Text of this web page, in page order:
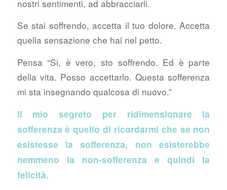
nostri sentimenti, ad abbracciarli.
Se stai soffrendo, accetta il tuo dolore. Accetta
quella sensazione che hai nel petto.
Pensa “Si, è vero, sto soffrendo. Ed è parte
della vita. Posso accettarlo. Questa sofferenza
mi sta insegnando qualcosa di nuovo.”
Il mio segreto per ridimensionare la
sofferenza è quello di ricordarmi che se non
esistesse la sofferenza, non esisterebbe
nemmeno la non-sofferenza e quindi la
felicità.
E’ uscito “GLI 11 SEMI
DELLA FELICITA’”!